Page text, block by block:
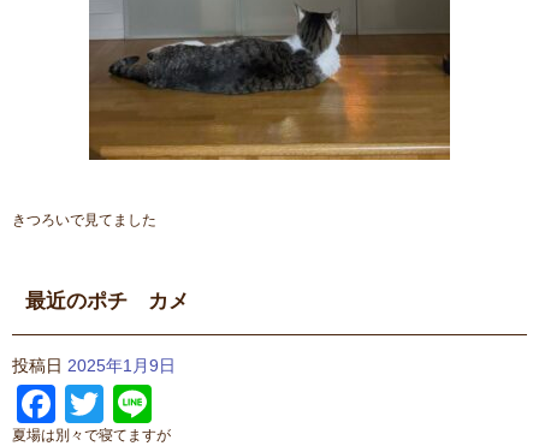
きつろいで見てました
最近のポチ カメ
投稿日 2025年1月9日
Facebook
Twitter
夏場は別々で寝てますが